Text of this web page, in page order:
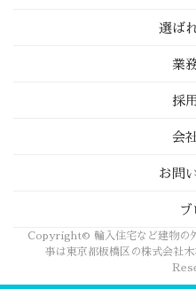
選ば
業
採
会
お問
ブ
Copyright© 輸入住宅など建物の
事は東京都板橋区の株式会社